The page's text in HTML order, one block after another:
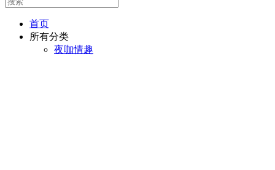
首页
所有分类
夜咖情趣